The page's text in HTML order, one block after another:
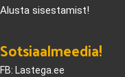
Alusta sisestamist!
Sotsiaalmeedia!
FB: Lastega.ee